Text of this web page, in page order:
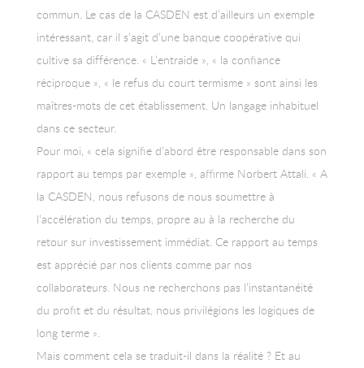
commun. Le cas de la CASDEN est d’ailleurs un exemple
intéressant, car il s’agit d’une banque coopérative qui
cultive sa différence. « L’entraide », « la confiance
réciproque », « le refus du court termisme » sont ainsi les
maîtres-mots de cet établissement. Un langage inhabituel
dans ce secteur.
Pour moi, « cela signifie d’abord être responsable dans son
rapport au temps par exemple », affirme Norbert Attali. « A
la CASDEN, nous refusons de nous soumettre à
l’accélération du temps, propre au à la recherche du
retour sur investissement immédiat. Ce rapport au temps
est apprécié par nos clients comme par nos
collaborateurs. Nous ne recherchons pas l’instantanéité
du profit et du résultat, nous privilégions les logiques de
long terme ».
Mais comment cela se traduit-il dans la réalité ? Et au